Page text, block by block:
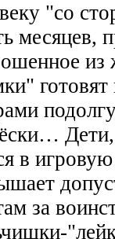
"со
месяцев,
из
готовят
в
за